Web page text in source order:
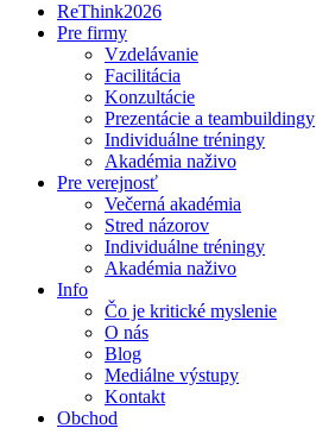
ReThink2026
Pre firmy
Vzdelávanie
Facilitácia
Konzultácie
Prezentácie a teambuildingy
Individuálne tréningy
Akadémia naživo
Pre verejnosť
Večerná akadémia
Stred názorov
Individuálne tréningy
Akadémia naživo
Info
Čo je kritické myslenie
O nás
Blog
Mediálne výstupy
Kontakt
Obchod